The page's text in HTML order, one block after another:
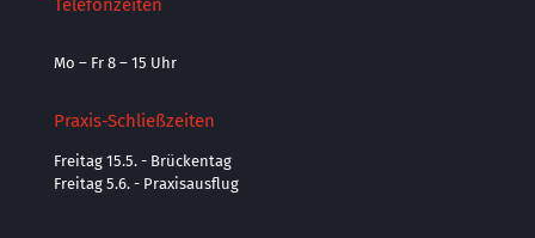
Telefonzeiten
Mo – Fr 8 – 15 Uhr
Praxis-Schließzeiten
Freitag 15.5. - Brückentag
Freitag 5.6. - Praxisausflug